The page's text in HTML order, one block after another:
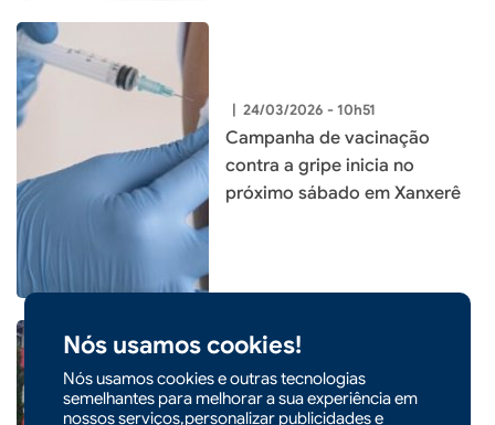
Nós usamos cookies!
Nós usamos cookies e outras tecnologias
semelhantes para melhorar a sua experiência em
nossos serviços,personalizar publicidades e
| 24/03/2026 - 10h51
Campanha de vacinação
contra a gripe inicia no
próximo sábado em Xanxerê
| 23/03/2026 - 09h52